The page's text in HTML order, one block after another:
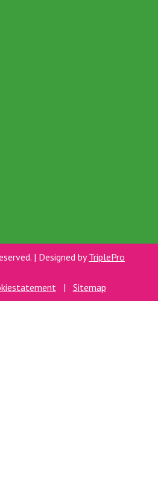
| Designed byTriplePro
| Sitemap